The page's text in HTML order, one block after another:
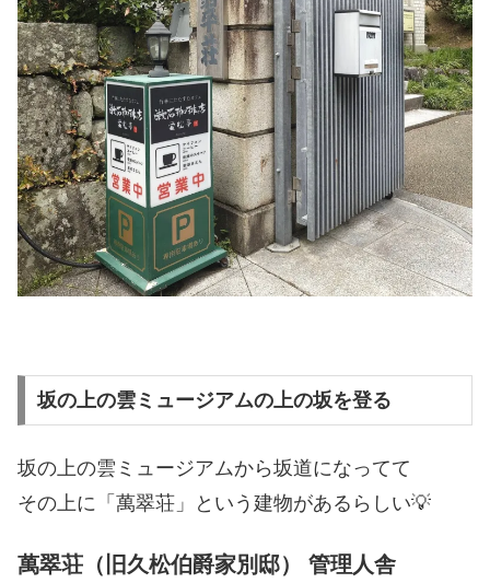
坂の上の雲ミュージアムの上の坂を登る
坂の上の雲ミュージアムから坂道になってて
その上に「萬翠荘」という建物があるらしい💡
萬翠荘（旧久松伯爵家別邸） 管理人舎